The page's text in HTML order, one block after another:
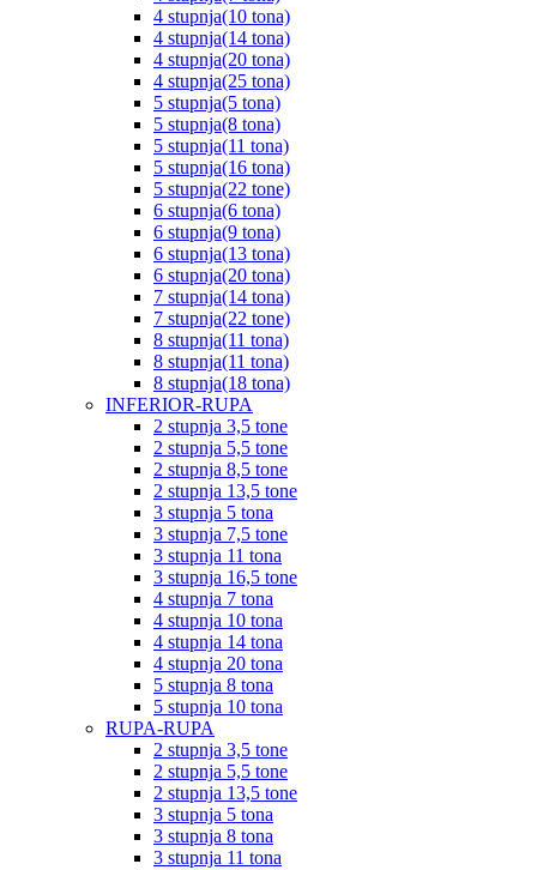
4 stupnja(10 tona)
4 stupnja(14 tona)
4 stupnja(20 tona)
4 stupnja(25 tona)
5 stupnja(5 tona)
5 stupnja(8 tona)
5 stupnja(11 tona)
5 stupnja(16 tona)
5 stupnja(22 tone)
6 stupnja(6 tona)
6 stupnja(9 tona)
6 stupnja(13 tona)
6 stupnja(20 tona)
7 stupnja(14 tona)
7 stupnja(22 tone)
8 stupnja(11 tona)
8 stupnja(11 tona)
8 stupnja(18 tona)
INFERIOR-RUPA
2 stupnja 3,5 tone
2 stupnja 5,5 tone
2 stupnja 8,5 tone
2 stupnja 13,5 tone
3 stupnja 5 tona
3 stupnja 7,5 tone
3 stupnja 11 tona
3 stupnja 16,5 tone
4 stupnja 7 tona
4 stupnja 10 tona
4 stupnja 14 tona
4 stupnja 20 tona
5 stupnja 8 tona
5 stupnja 10 tona
RUPA-RUPA
2 stupnja 3,5 tone
2 stupnja 5,5 tone
2 stupnja 13,5 tone
3 stupnja 5 tona
3 stupnja 8 tona
3 stupnja 11 tona